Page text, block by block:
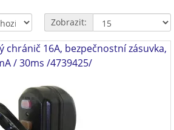
Zobrazit:
chránič 16A, bezpečnostní zásuvka,
/ 30ms /4739425/